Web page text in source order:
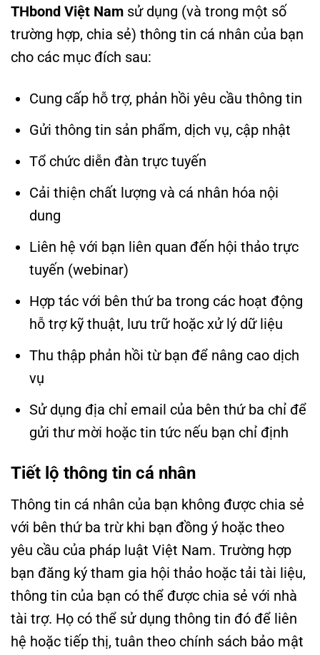
THbond Việt Nam sử dụng (và trong một số
trường hợp, chia sẻ) thông tin cá nhân của bạn
cho các mục đích sau:
Cung cấp hỗ trợ, phản hồi yêu cầu thông tin
Gửi thông tin sản phẩm, dịch vụ, cập nhật
Tổ chức diễn đàn trực tuyến
Cải thiện chất lượng và cá nhân hóa nội
dung
Liên hệ với bạn liên quan đến hội thảo trực
tuyến (webinar)
Hợp tác với bên thứ ba trong các hoạt động
hỗ trợ kỹ thuật, lưu trữ hoặc xử lý dữ liệu
Thu thập phản hồi từ bạn để nâng cao dịch
vụ
Sử dụng địa chỉ email của bên thứ ba chỉ để
gửi thư mời hoặc tin tức nếu bạn chỉ định
Tiết lộ thông tin cá nhân
Thông tin cá nhân của bạn không được chia sẻ
với bên thứ ba trừ khi bạn đồng ý hoặc theo
yêu cầu của pháp luật Việt Nam. Trường hợp
bạn đăng ký tham gia hội thảo hoặc tải tài liệu,
thông tin của bạn có thể được chia sẻ với nhà
tài trợ. Họ có thể sử dụng thông tin đó để liên
hệ hoặc tiếp thị, tuân theo chính sách bảo mật